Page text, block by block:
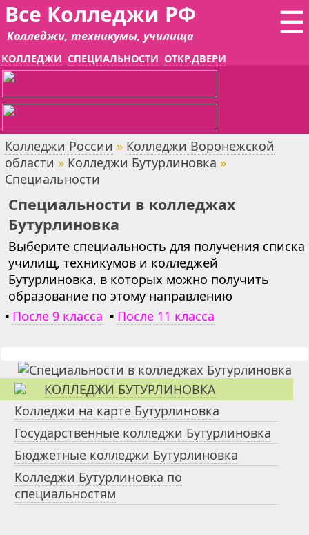
☰
Все Колледжи РФ
Колледжи, техникумы, училища
КОЛЛЕДЖИ СПЕЦИАЛЬНОСТИ ОТКР.ДВЕРИ
Колледжи России » Колледжи Воронежской
области » Колледжи Бутурлиновка »
Специальности
Специальности в колледжах
Бутурлиновка
Выберите специальность для получения списка
училищ, техникумов и колледжей
Бутурлиновка, в которых можно получить
образование по этому направлению
▪ После 9 класса ▪ После 11 класса
КОЛЛЕДЖИ БУТУРЛИНОВКА
Колледжи на карте Бутурлиновка
Государственные колледжи Бутурлиновка
Бюджетные колледжи Бутурлиновка
Колледжи Бутурлиновка по
специальностям